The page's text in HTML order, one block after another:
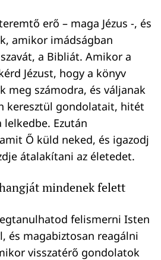
erő – maga Jézus -, és
amikor imádságban
a Bibliát. Amikor a
Jézust, hogy a könyv
meg számodra, és váljanak
keresztül gondolatait, hitét
Ezután
Ő küld neked, és igazodj
átalakítani az életedet.
mindenek felett
felismerni Isten
és magabiztosan reagálni
visszatérő gondolatok